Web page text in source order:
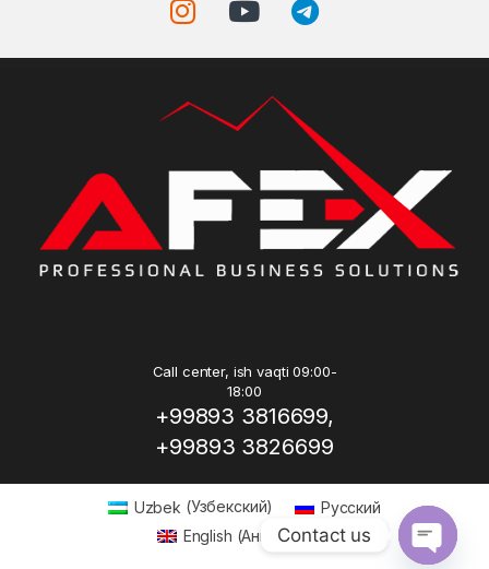
Call center, ish vaqti 09:00-
18:00
+99893 3816699,
+99893 3826699
Uzbek (Узбекский)
Русский
English (Английский)
Contact us